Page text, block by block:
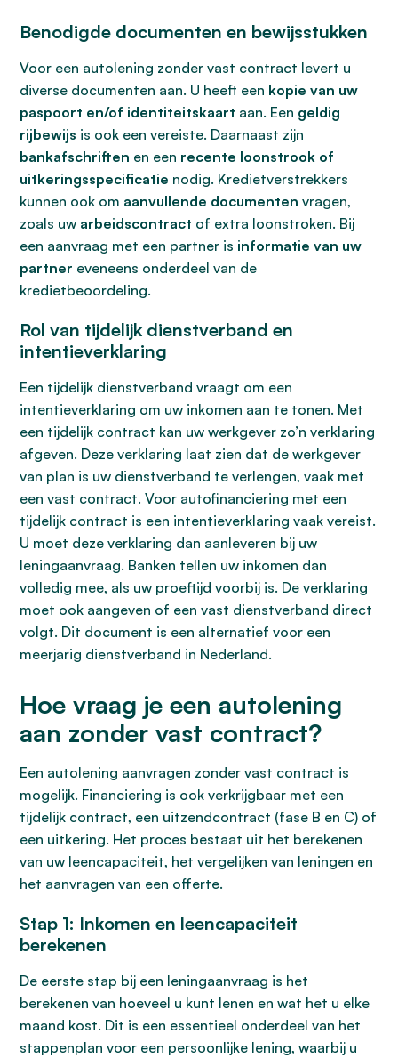
Benodigde documenten en bewijsstukken
Voor een autolening zonder vast contract levert u
diverse documenten aan. U heeft een kopie van uw
paspoort en/of identiteitskaart aan. Een geldig
rijbewijs is ook een vereiste. Daarnaast zijn
bankafschriften en een recente loonstrook of
uitkeringsspecificatie nodig. Kredietverstrekkers
kunnen ook om aanvullende documenten vragen,
zoals uw arbeidscontract of extra loonstroken. Bij
een aanvraag met een partner is informatie van uw
partner eveneens onderdeel van de
kredietbeoordeling.
Rol van tijdelijk dienstverband en
intentieverklaring
Een tijdelijk dienstverband vraagt om een
intentieverklaring om uw inkomen aan te tonen. Met
een tijdelijk contract kan uw werkgever zo’n verklaring
afgeven. Deze verklaring laat zien dat de werkgever
van plan is uw dienstverband te verlengen, vaak met
een vast contract. Voor autofinanciering met een
tijdelijk contract is een intentieverklaring vaak vereist.
U moet deze verklaring dan aanleveren bij uw
leningaanvraag. Banken tellen uw inkomen dan
volledig mee, als uw proeftijd voorbij is. De verklaring
moet ook aangeven of een vast dienstverband direct
volgt. Dit document is een alternatief voor een
meerjarig dienstverband in Nederland.
Hoe vraag je een autolening
aan zonder vast contract?
Een autolening aanvragen zonder vast contract is
mogelijk. Financiering is ook verkrijgbaar met een
tijdelijk contract, een uitzendcontract (fase B en C) of
een uitkering. Het proces bestaat uit het berekenen
van uw leencapaciteit, het vergelijken van leningen en
het aanvragen van een offerte.
Stap 1: Inkomen en leencapaciteit
berekenen
De eerste stap bij een leningaanvraag is het
berekenen van hoeveel u kunt lenen en wat het u elke
maand kost. Dit is een essentieel onderdeel van het
stappenplan voor een persoonlijke lening, waarbij u